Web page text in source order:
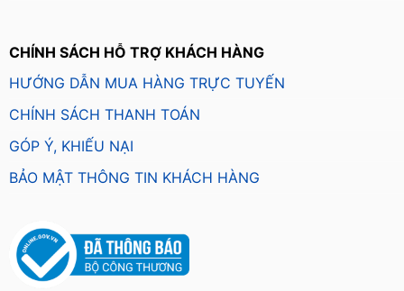
CHÍNH SÁCH HỖ TRỢ KHÁCH HÀNG
HƯỚNG DẪN MUA HÀNG TRỰC TUYẾN
CHÍNH SÁCH THANH TOÁN
GÓP Ý, KHIẾU NẠI
BẢO MẬT THÔNG TIN KHÁCH HÀNG